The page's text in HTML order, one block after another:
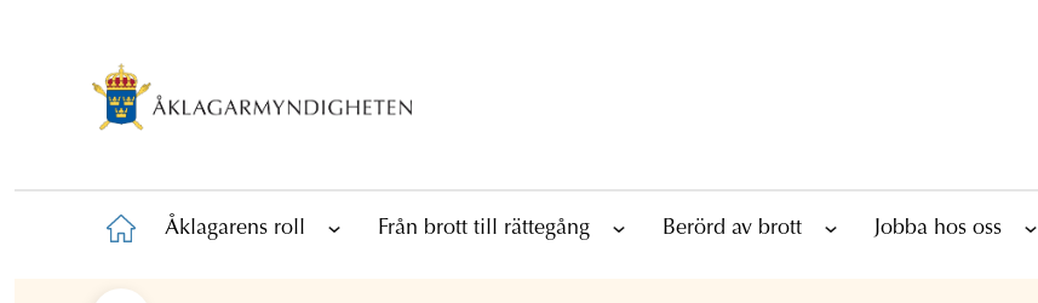
Åklagarens roll Från brott till rättegång Berörd av brott Jobba hos oss